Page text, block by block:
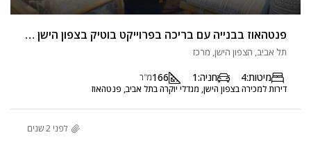
פנטהאוז בבנייה עם בריכה בפרוייקט בוטיק בצפון הישן בקרבת כיכר רבין
תל אביב, הצפון הישן, מרכז
מיטות:4 חניה:1
166מ"ר
דירות למכירה בצפון הישן, מגדלי יוקרה בתל אביב, פנטהאוז
לפני 2 שנים